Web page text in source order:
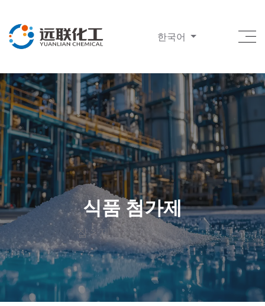
한국어
식품 첨가제
집>제품>식품 첨가제